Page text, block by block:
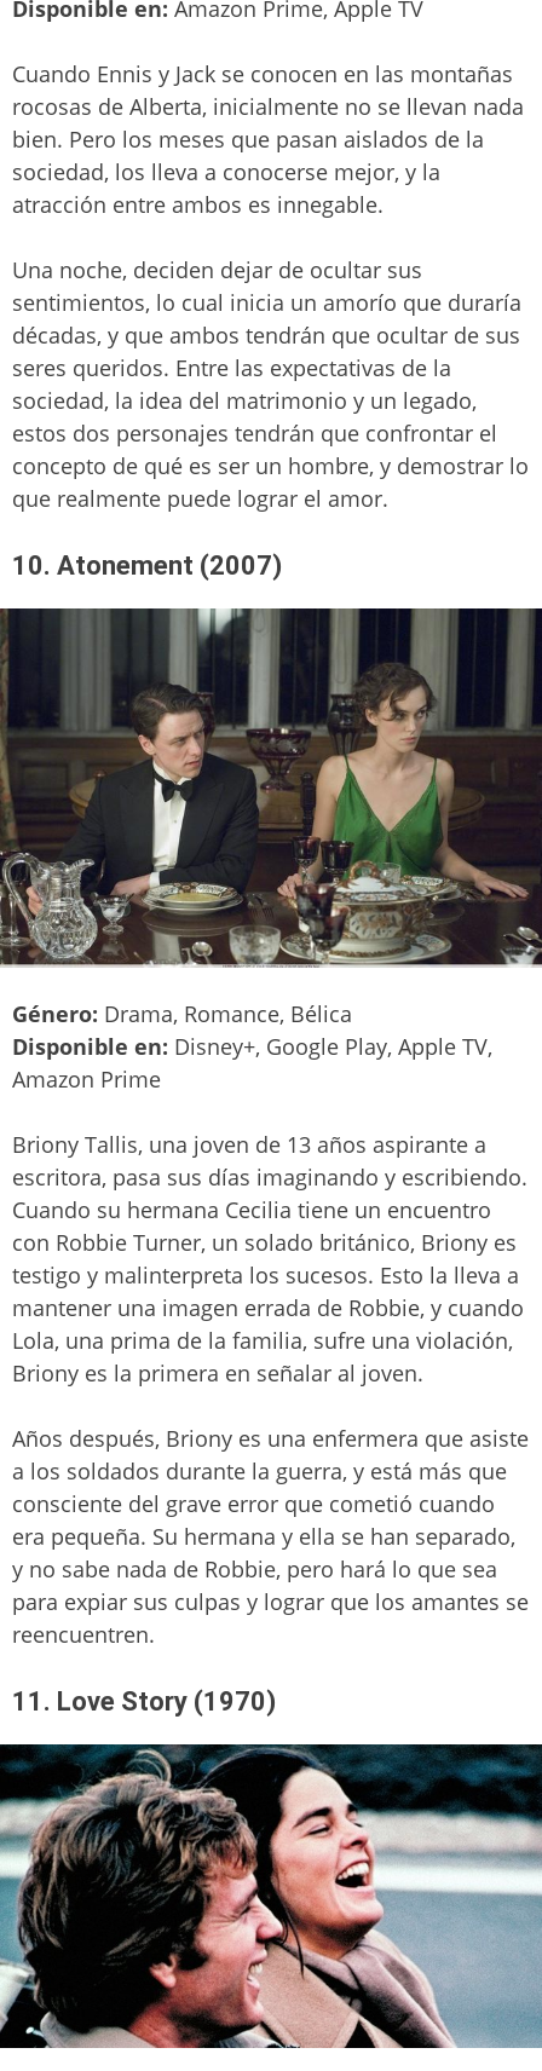
Disponible en: Amazon Prime, Apple TV
Cuando Ennis y Jack se conocen en las montañas
rocosas de Alberta, inicialmente no se llevan nada
bien. Pero los meses que pasan aislados de la
sociedad, los lleva a conocerse mejor, y la
atracción entre ambos es innegable.
Una noche, deciden dejar de ocultar sus
sentimientos, lo cual inicia un amorío que duraría
décadas, y que ambos tendrán que ocultar de sus
seres queridos. Entre las expectativas de la
sociedad, la idea del matrimonio y un legado,
estos dos personajes tendrán que confrontar el
concepto de qué es ser un hombre, y demostrar lo
que realmente puede lograr el amor.
10. Atonement (2007)
Género: Drama, Romance, Bélica
Disponible en: Disney+, Google Play, Apple TV,
Amazon Prime
Briony Tallis, una joven de 13 años aspirante a
escritora, pasa sus días imaginando y escribiendo.
Cuando su hermana Cecilia tiene un encuentro
con Robbie Turner, un solado británico, Briony es
testigo y malinterpreta los sucesos. Esto la lleva a
mantener una imagen errada de Robbie, y cuando
Lola, una prima de la familia, sufre una violación,
Briony es la primera en señalar al joven.
Años después, Briony es una enfermera que asiste
a los soldados durante la guerra, y está más que
consciente del grave error que cometió cuando
era pequeña. Su hermana y ella se han separado,
y no sabe nada de Robbie, pero hará lo que sea
para expiar sus culpas y lograr que los amantes se
reencuentren.
11. Love Story (1970)